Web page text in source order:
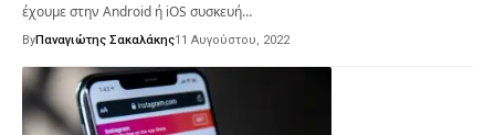
έχουμε στην Android ή iOS συσκευή…
ByΠαναγιώτης Σακαλάκης11 Αυγούστου, 2022